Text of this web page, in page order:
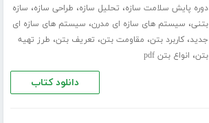
دوره پایش سلامت سازه، تحلیل سازه، طراحی سازه، سازه
بتنی، سیستم های سازه ای مدرن، سیستم های سازه ای
جدید،کاربرد بتن، مقاومت بتن، تعریف بتن، طرز تهیه
بتن، انواع بتن pdf
دانلود کتاب